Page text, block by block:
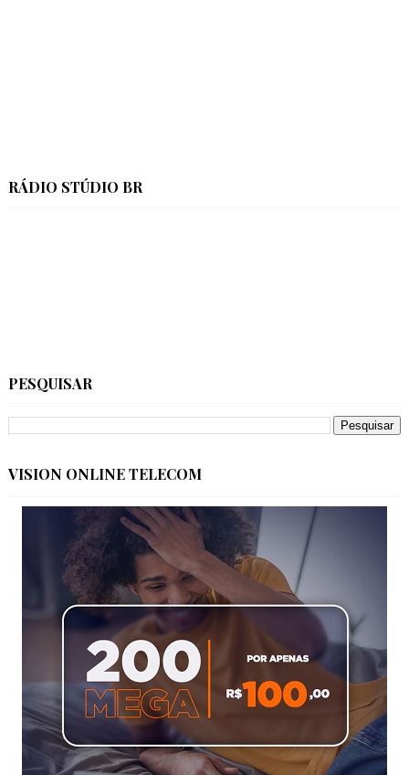
RÁDIO STÚDIO BR
PESQUISAR
VISION ONLINE TELECOM